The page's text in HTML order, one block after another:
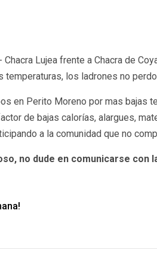
Lujea frente a Chacra de
los ladrones no
en Perito Moreno por mas bajas
de bajas calorías, alargues,
a la comunidad que no
no dude en comunicarse con